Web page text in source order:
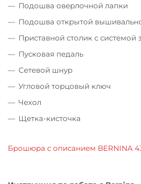
Подошва оверлочной лапки
Подошва открытой
Приставной столик с системой
Пусковая педаль
Сетевой шнур
Угловой торцовый ключ
Чехол
Щетка-кисточка
Брошюра с описанием BERNINA